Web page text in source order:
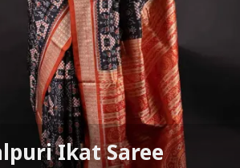
Sambalpuri Ikat Saree